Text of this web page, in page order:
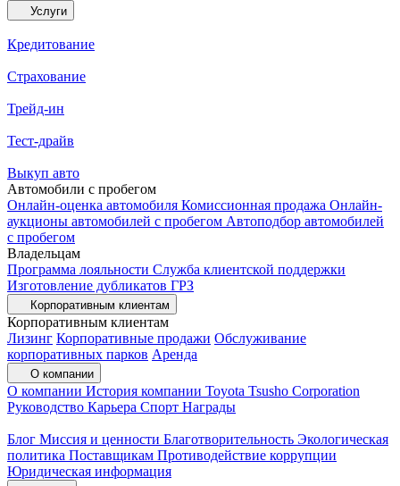
Услуги
Кредитование
Страхование
Трейд-ин
Тест-драйв
Выкуп авто
Автомобили с пробегом
Онлайн-оценка автомобиля Комиссионная продажа Онлайн-
аукционы автомобилей с пробегом Автоподбор автомобилей
с пробегом
Владельцам
Программа лояльности Служба клиентской поддержки
Изготовление дубликатов ГРЗ
Корпоративным клиентам
Корпоративным клиентам
Лизинг Корпоративные продажи Обслуживание
корпоративных парков Аренда
О компании
О компании История компании Toyota Tsusho Corporation
Руководство Карьера Спорт Награды
Блог Миссия и ценности Благотворительность Экологическая
политика Поставщикам Противодействие коррупции
Юридическая информация